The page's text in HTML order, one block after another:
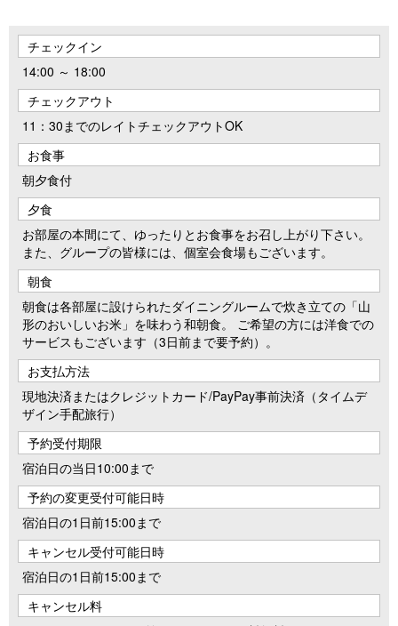
チェックイン
14:00 ～ 18:00
チェックアウト
11：30までのレイトチェックアウトOK
お食事
朝夕食付
夕食
お部屋の本間にて、ゆったりとお食事をお召し上がり下さい。
また、グループの皆様には、個室会食場もございます。
朝食
朝食は各部屋に設けられたダイニングルームで炊き立ての「山
形のおいしいお米」を味わう和朝食。 ご希望の方には洋食での
サービスもございます（3日前まで要予約）。
お支払方法
現地決済またはクレジットカード/PayPay事前決済（タイムデ
ザイン手配旅行）
予約受付期限
宿泊日の当日10:00まで
予約の変更受付可能日時
宿泊日の1日前15:00まで
キャンセル受付可能日時
宿泊日の1日前15:00まで
キャンセル料